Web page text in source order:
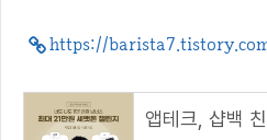
https://